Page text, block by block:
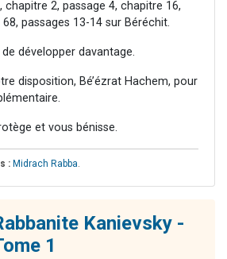
chapitre 2, passage 4, chapitre 16,
passages 13-14 sur Béréchit.
développer davantage.
disposition, Bé’ézrat Hachem, pour
et vous bénisse.
: Midrach Rabba.
Kanievsky -
1